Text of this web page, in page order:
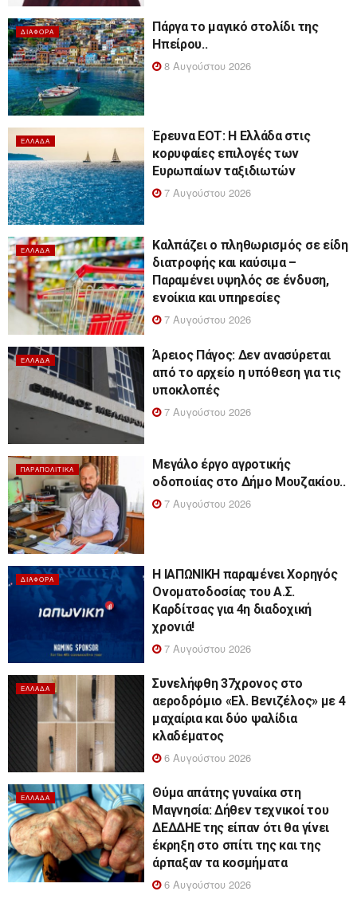
ΔΙΆΦΟΡΑ
Πάργα το μαγικό στολίδι της
Ηπείρου..
8 Αυγούστου 2026
ΕΛΛΆΔΑ
Έρευνα ΕΟΤ: Η Ελλάδα στις
κορυφαίες επιλογές των
Ευρωπαίων ταξιδιωτών
7 Αυγούστου 2026
ΕΛΛΆΔΑ
Καλπάζει ο πληθωρισμός σε είδη
διατροφής και καύσιμα –
Παραμένει υψηλός σε ένδυση,
ενοίκια και υπηρεσίες
7 Αυγούστου 2026
ΕΛΛΆΔΑ
Άρειος Πάγος: Δεν ανασύρεται
από το αρχείο η υπόθεση για τις
υποκλοπές
7 Αυγούστου 2026
ΠΑΡΑΠΟΛΙΤΙΚΆ
Μεγάλο έργο αγροτικής
οδοποιίας στο Δήμο Μουζακίου..
7 Αυγούστου 2026
ΔΙΆΦΟΡΑ
Η ΙΑΠΩΝΙΚΗ παραμένει Χορηγός
Ονοματοδοσίας του Α.Σ.
Καρδίτσας για 4η διαδοχική
χρονιά!
7 Αυγούστου 2026
ΕΛΛΆΔΑ
Συνελήφθη 37χρονος στο
αεροδρόμιο «Ελ. Βενιζέλος» με 4
μαχαίρια και δύο ψαλίδια
κλαδέματος
6 Αυγούστου 2026
ΕΛΛΆΔΑ
Θύμα απάτης γυναίκα στη
Μαγνησία: Δήθεν τεχνικοί του
ΔΕΔΔΗΕ της είπαν ότι θα γίνει
έκρηξη στο σπίτι της και της
άρπαξαν τα κοσμήματα
6 Αυγούστου 2026